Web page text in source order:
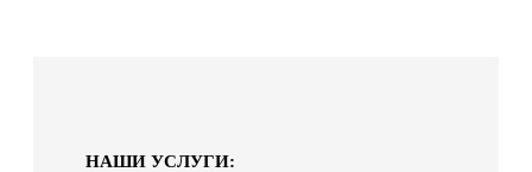
НАШИ УСЛУГИ: